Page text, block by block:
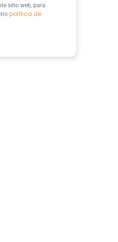
sitio web, para
política de